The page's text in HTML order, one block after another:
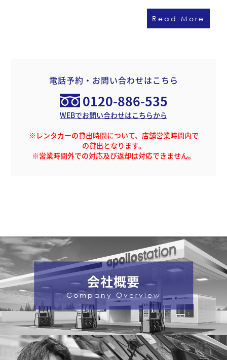
Read More
電話予約・お問い合わせはこちら
0120-886-535
WEBでお問い合わせはこちらから
※レンタカーの貸出時間について、店舗営業時間内で
の貸出となります。
※営業時間外での対応及び返却は対応できません。
会社概要
Company Overview